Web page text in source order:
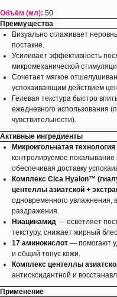
Объём (мл): 50
Преимущества
Визуально сглаживает
постакне.
Усиливает эффективность
микромеханической
Сочетает мягкое
успокаивающим действием
Гелевая текстура быстро
ежедневного использования
чувствительности).
Активные ингредиенты
Микроигольчатая
контролируемое
обеспечивая доставку
Комплекс Cica Hyalon™
центеллы азиатской +
одновременного увлажнения,
раздражения.
Ниацинамид — осветляет
текстуру, снижает жирный
17 аминокислот — помогают
и общий тонус кожи.
Комплекс центеллы
антиоксидантной и
Применение